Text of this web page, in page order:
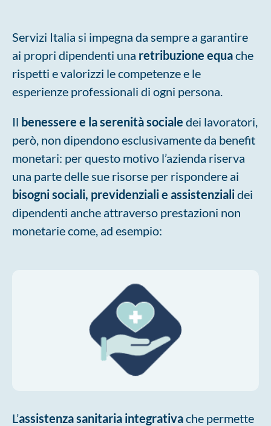
Servizi Italia si impegna da sempre a garantire
ai propri dipendenti una retribuzione equache
rispetti e valorizzi le competenze e le
esperienze professionali di ogni persona.
Il benessere e la serenità sociale dei lavoratori,
però, non dipendono esclusivamente da benefit
monetari: per questo motivo l’azienda riserva
una parte delle sue risorse per rispondere ai
bisogni sociali, previdenziali e assistenzialidei
dipendenti anche attraverso prestazioni non
monetarie come, ad esempio:
L’assistenza sanitaria integrativache permette